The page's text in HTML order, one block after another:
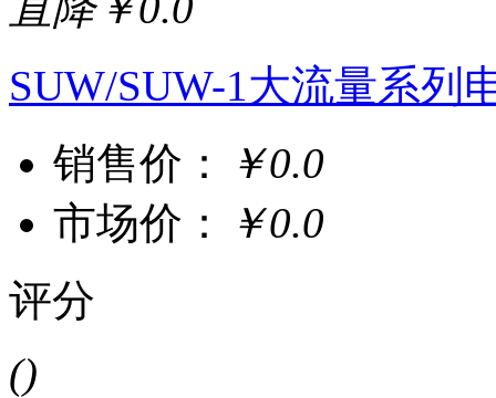
SUW/SUW-1大流量系列
销售价：
￥0.0
市场价：
￥0.0
评分
()